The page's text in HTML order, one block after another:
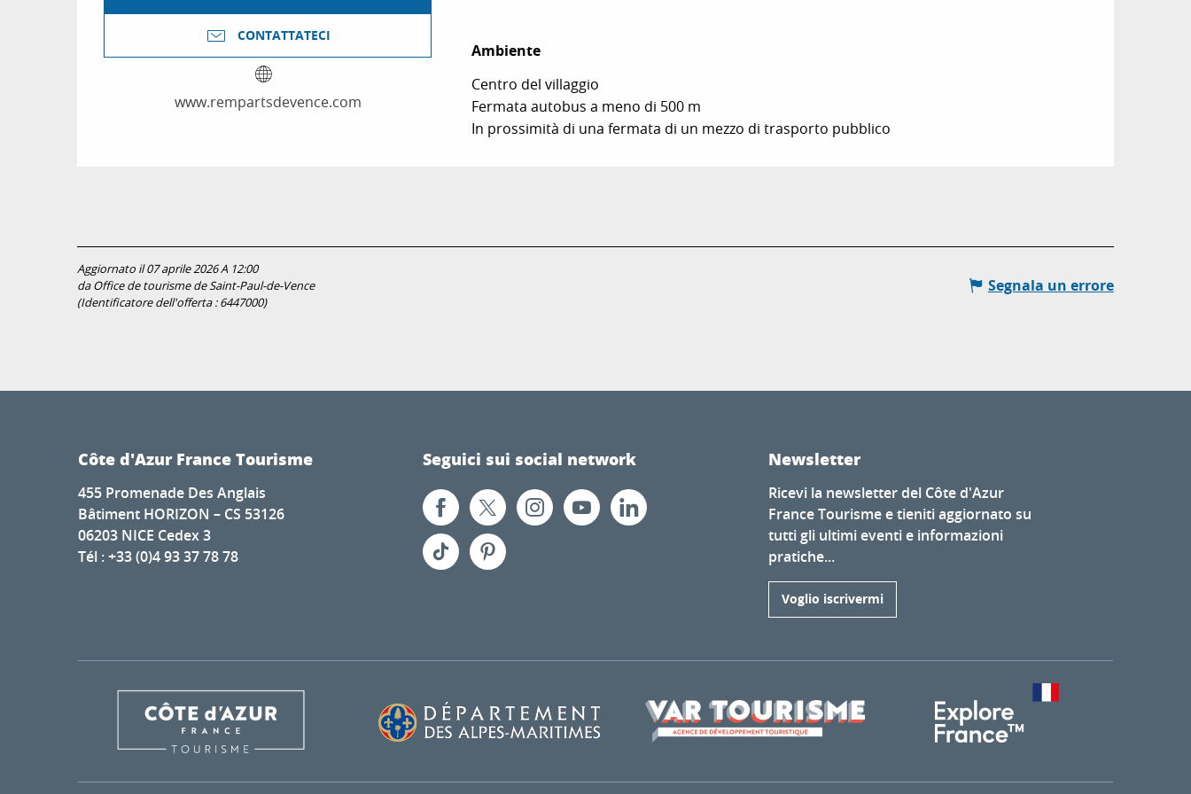
CONTATTATECI
www.rempartsdevence.com
Ambiente
Ambiente
Centro del villaggio
Fermata autobus a meno di 500 m
In prossimità di una fermata di un mezzo di trasporto pubblico
Aggiornato il 07 aprile 2026 A 12:00
da Office de tourisme de Saint-Paul-de-Vence
(Identificatore dell'offerta :6447000)
Segnala un errore
Côte d'Azur France Tourisme
455 Promenade Des Anglais
Bâtiment HORIZON – CS 53126
06203 NICE Cedex 3
Tél : +33 (0)4 93 37 78 78
Seguici sui social network Newsletter
Ricevi la newsletter del Côte d'Azur
France Tourisme e tieniti aggiornato su
tutti gli ultimi eventi e informazioni
pratiche...
Voglio iscrivermi